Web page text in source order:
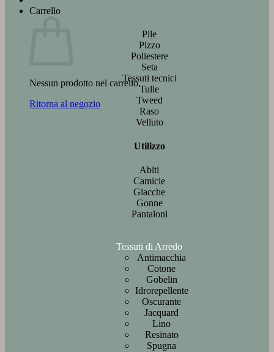
Carrello
Nessun prodotto nel carrello.
Ritorna al negozio
Pile
Pizzo
Poliestere
Seta
Tessuti tecnici
Tulle
Tweed
Raso
Velluto
Utilizzo
Abiti
Camicie
Giacche
Gonne
Pantaloni
Tessuti di Arredo
Antimacchia
Cotone
Gobelin
Idrorepellente
Oscurante
Jacquard
Lino
Resinato
Spugna